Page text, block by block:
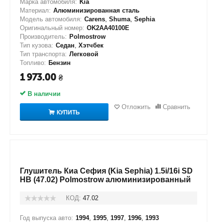
Марка автомобиля: Kia
Материал: Алюминизированная сталь
Модель автомобиля: Carens, Shuma, Sephia
Оригинальный номер: OK2AA40100E
Производитель: Polmostrow
Тип кузова: Седан, Хэтчбек
Тип транспорта: Легковой
Топливо: Бензин
1 973.00 ₴
В наличии
КУПИТЬ
Отложить Сравнить
Глушитель Киа Сефия (Kia Sephia) 1.5i/16i SD
HB (47.02) Polmostrow алюминизированный
КОД: 47.02
Год выпуска авто: 1994, 1995, 1997, 1996, 1993